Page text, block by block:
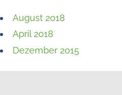
August 2018
April 2018
Dezember 2015